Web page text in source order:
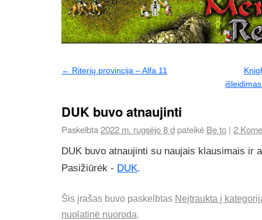
← Riterių provincija – Alfa 11
DUK buvo atnaujinti
Paskelbta2022 m. rugsėjo 8 d pateikė Be to | 2
DUK buvo atnaujinti su naujais klausimais ir
Pasižiūrėk - DUK.
Šis įrašas buvo paskelbtas Neįtraukta į
nuolatinė nuoroda.